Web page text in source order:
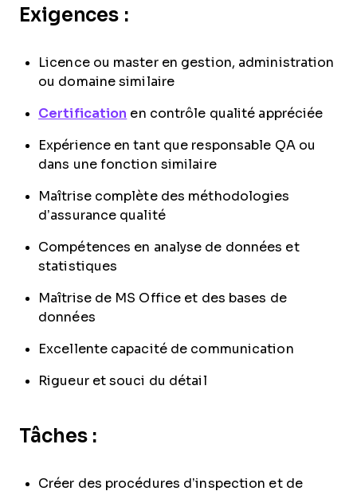
Exigences :
Licence ou master en gestion, administration
ou domaine similaire
Certification en contrôle qualité appréciée
Expérience en tant que responsable QA ou
dans une fonction similaire
Maîtrise complète des méthodologies
d’assurance qualité
Compétences en analyse de données et
statistiques
Maîtrise de MS Office et des bases de
données
Excellente capacité de communication
Rigueur et souci du détail
Tâches :
Créer des procédures d’inspection et de